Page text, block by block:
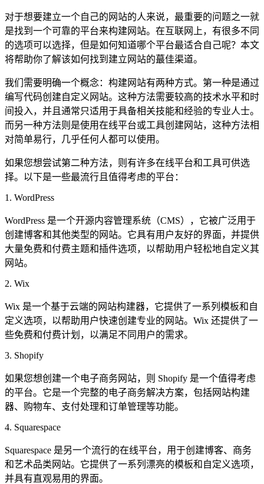
对于想要建立一个自己的网站的人来说，最重要的问题之一就
是找到一个可靠的平台来构建网站。在互联网上，有很多不同
的选项可以选择，但是如何知道哪个平台最适合自己呢？本文
将帮助你了解该如何找到建立网站的蕞佳渠道。
我们需要明确一个概念：构建网站有两种方式。第一种是通过
编写代码创建自定义网站。这种方法需要较高的技术水平和时
间投入，并且通常只适用于具备相关技能和经验的专业人士。
而另一种方法则是使用在线平台或工具创建网站，这种方法相
对简单易行，几乎任何人都可以使用。
如果您想尝试第二种方法，则有许多在线平台和工具可供选
择。以下是一些最流行且值得考虑的平台：
1. WordPress
WordPress 是一个开源内容管理系统（CMS），它被广泛用于
创建博客和其他类型的网站。它具有用户友好的界面，并提供
大量免费和付费主题和插件选项，以帮助用户轻松地自定义其
网站。
2. Wix
Wix 是一个基于云端的网站构建器，它提供了一系列模板和自
定义选项，以帮助用户快速创建专业的网站。Wix 还提供了一
些免费和付费计划，以满足不同用户的需求。
3. Shopify
如果您想创建一个电子商务网站，则 Shopify 是一个值得考虑
的平台。它是一个完整的电子商务解决方案，包括网站构建
器、购物车、支付处理和订单管理等功能。
4. Squarespace
Squarespace 是另一个流行的在线平台，用于创建博客、商务
和艺术品类网站。它提供了一系列漂亮的模板和自定义选项，
并具有直观易用的界面。